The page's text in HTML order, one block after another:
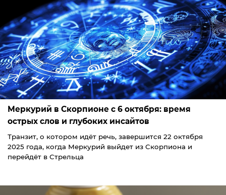
Меркурий в Скорпионе с 6 октября: время
острых слов и глубоких инсайтов
Транзит, о котором идёт речь, завершится 22 октября
2025 года, когда Меркурий выйдет из Скорпиона и
перейдёт в Стрельца